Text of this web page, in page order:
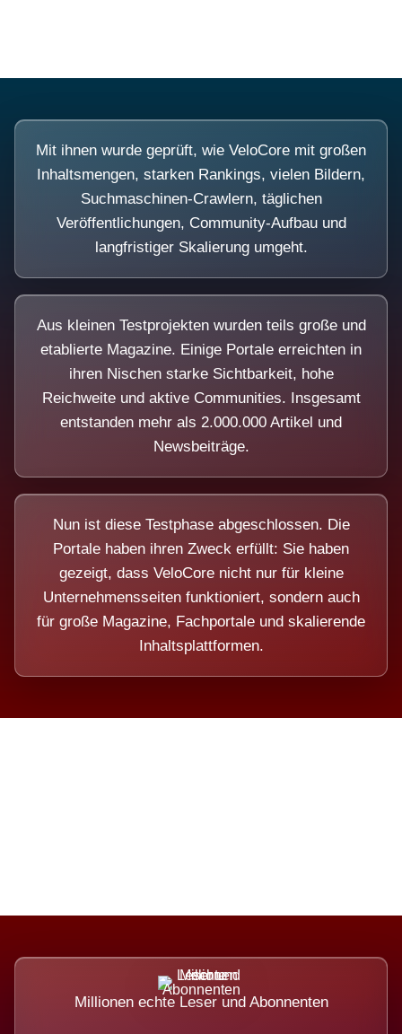
Mit ihnen wurde geprüft, wie VeloCore mit großen
Inhaltsmengen, starken Rankings, vielen Bildern,
Suchmaschinen-Crawlern, täglichen
Veröffentlichungen, Community-Aufbau und
langfristiger Skalierung umgeht.
Aus kleinen Testprojekten wurden teils große und
etablierte Magazine. Einige Portale erreichten in
ihren Nischen starke Sichtbarkeit, hohe
Reichweite und aktive Communities. Insgesamt
entstanden mehr als 2.000.000 Artikel und
Newsbeiträge.
Nun ist diese Testphase abgeschlossen. Die
Portale haben ihren Zweck erfüllt: Sie haben
gezeigt, dass VeloCore nicht nur für kleine
Unternehmensseiten funktioniert, sondern auch
für große Magazine, Fachportale und skalierende
Inhaltsplattformen.
Millionen echte Leser und Abonnenten